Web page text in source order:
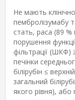
Не мають
пембролізумабу
стать, раса (89 %
порушення
фільтрації
печінки
білірубін ≤
загальний
якого рівня),